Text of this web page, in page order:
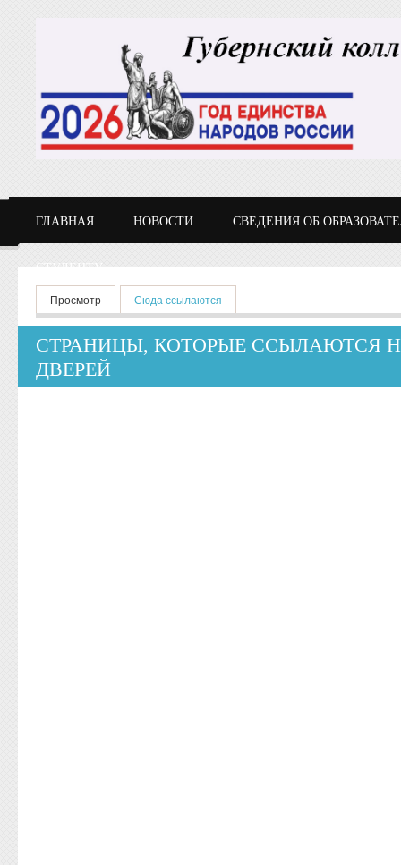
ГЛАВНАЯ НОВОСТИ СВЕДЕНИЯ ОБ
СТУДЕНТУ
Главные вкладки
Просмотр Сюда ссылаются
СТРАНИЦЫ, КОТОРЫЕ ССЫЛАЮТСЯ
ДВЕРЕЙ